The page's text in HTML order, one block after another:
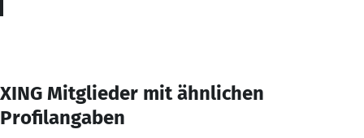
XING Mitglieder mit ähnlichen
Profilangaben